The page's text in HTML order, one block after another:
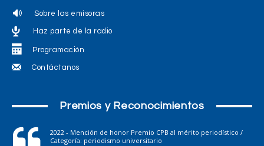
Sobre las emisoras
Haz parte de la radio
Programación
Contáctanos
Premios y Reconocimientos
2022 - Mención de honor Premio CPB al mérito periodístico /
Categoría: periodismo universitario